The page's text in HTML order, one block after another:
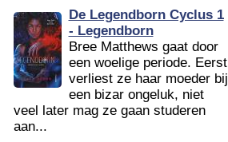
De Legendborn Cyclus 1
- Legendborn
Bree Matthews gaat door
een woelige periode. Eerst
verliest ze haar moeder bij
een bizar ongeluk, niet
veel later mag ze gaan studeren
aan...